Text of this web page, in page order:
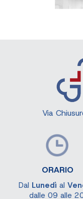
Via
ORARIO
Dal Lunedì al
dalle 09 alle